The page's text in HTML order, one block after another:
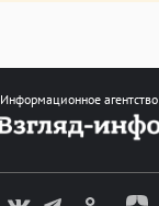
Информационное агентство